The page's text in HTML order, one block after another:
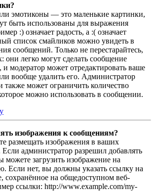
эмотиконы — это маленькие картинки,
быть использованы для выражения
:) означает радость, а :( означает
список смайликов можно увидеть в
сообщений. Только не перестарайтесь,
они легко могут сделать сообщение
модератор может отредактировать ваше
вообще удалить его. Администратор
также может ограничить количество
можно использовать в сообщении.
изображения к сообщениям?
размещать изображения в ваших
администратор разрешил добавлять
можете загрузить изображение на
Если нет, вы должны указать ссылку на
сохранённое на общедоступном веб-
ссылки: http://www.example.com/my-